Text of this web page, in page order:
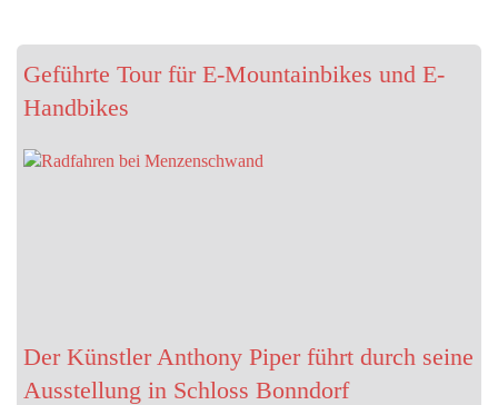
Geführte Tour für E-Mountainbikes und E-
Handbikes
Der Künstler Anthony Piper führt durch seine
Ausstellung in Schloss Bonndorf